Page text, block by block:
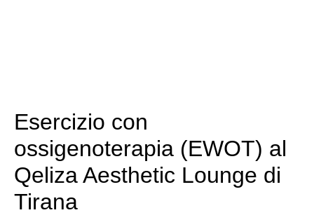
Esercizio con
ossigenoterapia (EWOT) al
Qeliza Aesthetic Lounge di
Tirana